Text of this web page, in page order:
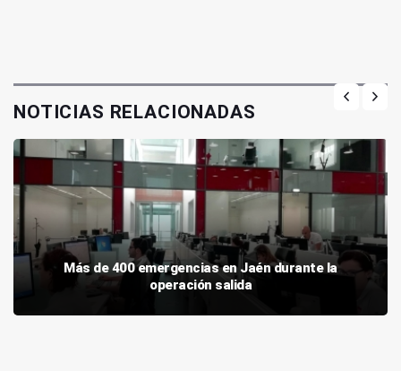
NOTICIAS RELACIONADAS
Más de 400 emergencias en Jaén durante la
operación salida